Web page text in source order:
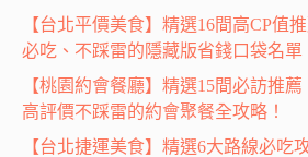
【台北平價美食】精選16間高CP值
必吃、不踩雷的隱藏版省錢口袋名單
【桃園約會餐廳】精選15間必訪推薦
高評價不踩雷的約會聚餐全攻略！
【台北捷運美食】精選6大路線必吃